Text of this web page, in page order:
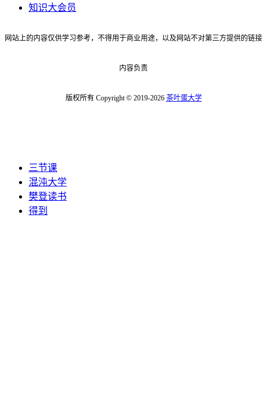
知识大会员
网站上的内容仅供学习参考，不得用于商业用途，以及网站不对第三方提供的链接
内容负责
版权所有 Copyright © 2019-2026 茶叶蛋大学
三节课
混沌大学
樊登读书
得到